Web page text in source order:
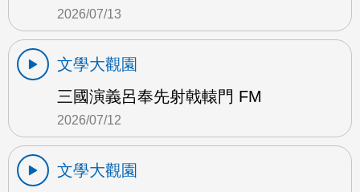
2026/07/13
文學大觀園
三國演義呂奉先射戟轅門 FM
2026/07/12
文學大觀園